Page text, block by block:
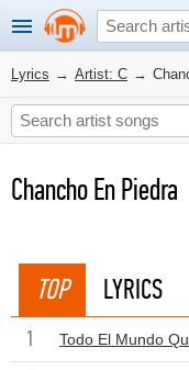
Lyrics → Artist: C →
Chancho En Piedra
TOP LYRICS
1 Todo El Mundo